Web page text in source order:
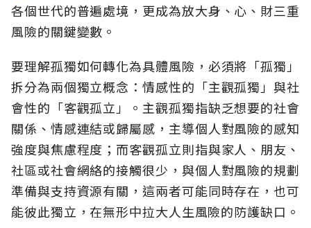
各個世代的普遍處境，更成為放大身、心、財三重
風險的關鍵變數。
要理解孤獨如何轉化為具體風險，必須將「孤獨」
拆分為兩個獨立概念：情感性的「主觀孤獨」與社
會性的「客觀孤立」。主觀孤獨指缺乏想要的社會
關係、情感連結或歸屬感，主導個人對風險的感知
強度與焦慮程度；而客觀孤立則指與家人、朋友、
社區或社會網絡的接觸很少，與個人對風險的規劃
準備與支持資源有關，這兩者可能同時存在，也可
能彼此獨立，在無形中拉大人生風險的防護缺口。